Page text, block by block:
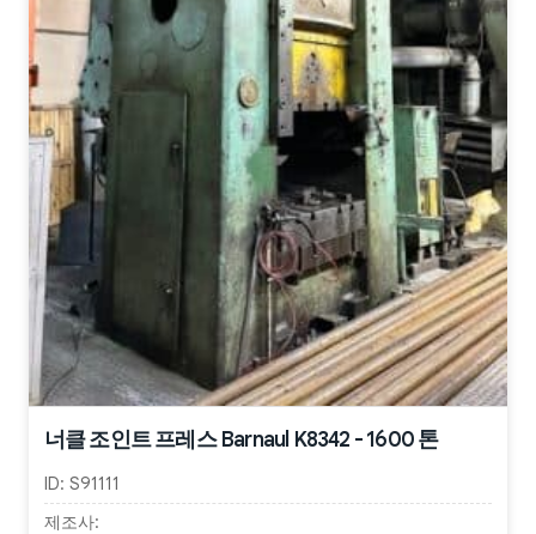
너클 조인트 프레스 Barnaul K8342 - 1600 톤
ID: S91111
제조사: